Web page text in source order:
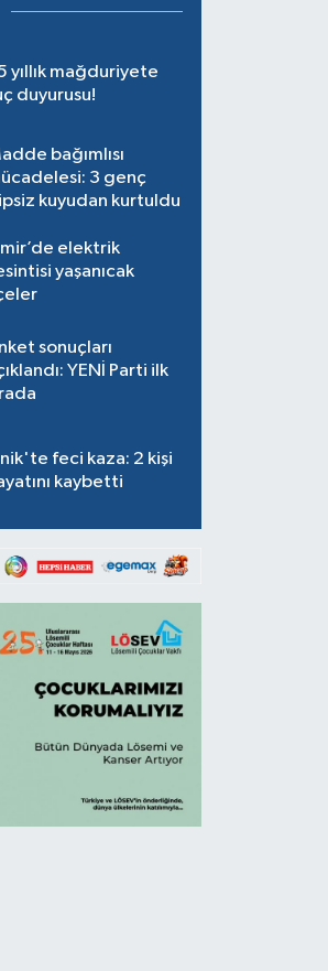
yıllık mağduriyete
duyurusu!
bağımlısı
3 genç
kuyudan kurtuldu
elektrik
yaşanıcak
sonuçları
YENİ Parti ilk
feci kaza: 2 kişi
kaybetti